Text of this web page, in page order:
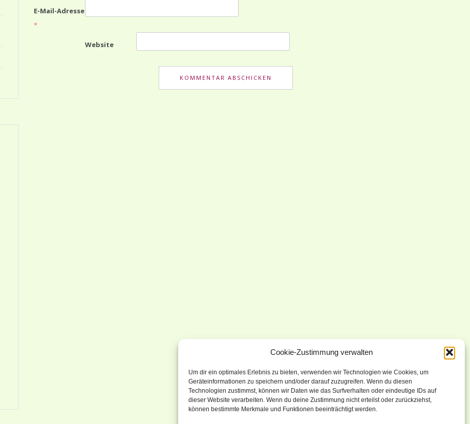
Cookie-Zustimmung verwalten
Um dir ein optimales Erlebnis zu bieten, verwenden wir Technologien wie Cookies, um
Geräteinformationen zu speichern und/oder darauf zuzugreifen. Wenn du diesen
Technologien zustimmst, können wir Daten wie das Surfverhalten oder eindeutige IDs auf
dieser Website verarbeiten. Wenn du deine Zustimmung nicht erteilst oder zurückziehst,
können bestimmte Merkmale und Funktionen beeinträchtigt werden.
E-Mail-Adresse
*
Website